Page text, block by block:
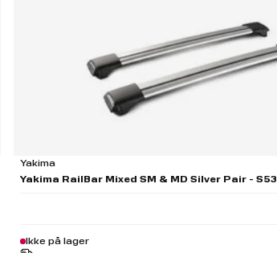
Yakima
Yakima RailBar Mixed SM & MD Silver Pair - S53
Ikke på lager